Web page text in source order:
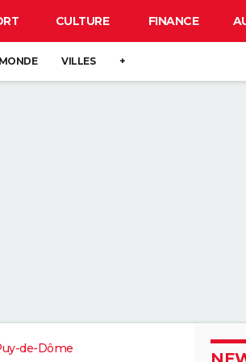
CULTURE FINANCE
MONDE VILLES +
de-Dôme